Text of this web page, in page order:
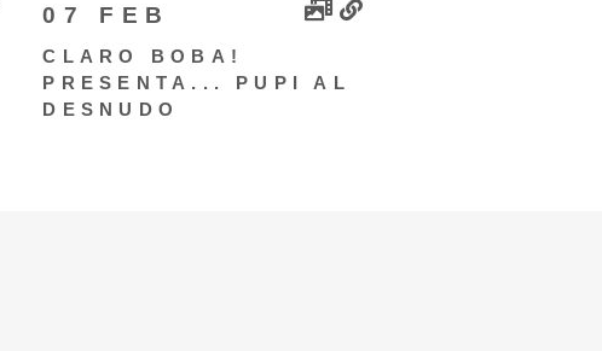
07 FEB
CLARO BOBA!
PRESENTA... PUPI AL
DESNUDO